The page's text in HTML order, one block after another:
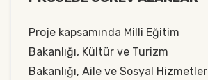
Proje kapsamında Milli Eğitim
Bakanlığı, Kültür ve Turizm
Bakanlığı, Aile ve Sosyal Hizmetler